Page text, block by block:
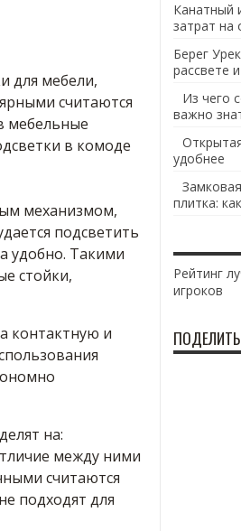
для мебели,
считаются
мебельные
в комоде
механизмом,
подсветить
удобно. Такими
стойки,
контактную и
на:
между ними
считаются
подходят для
Канатный
затрат на
Берег
рассвете
Из чего
важно
удобнее
плитка:
Рейтинг
игроков